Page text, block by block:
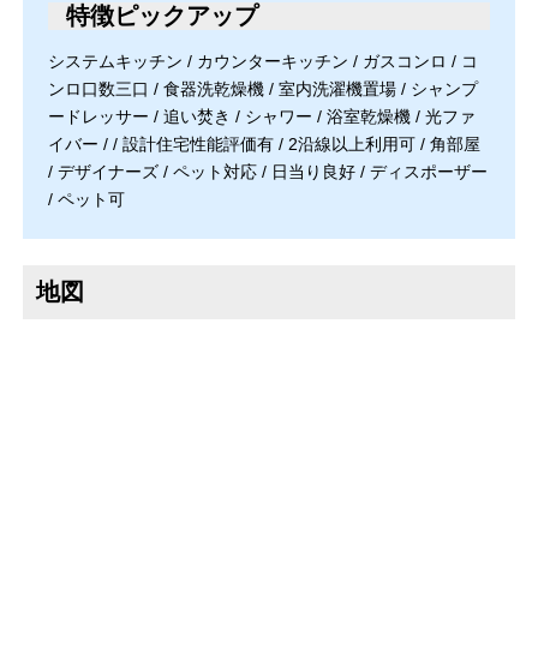
特徴ピックアップ
システムキッチン / カウンターキッチン / ガスコンロ / コ
ンロ口数三口 / 食器洗乾燥機 / 室内洗濯機置場 / シャンプ
ードレッサー / 追い焚き / シャワー / 浴室乾燥機 / 光ファ
イバー / / 設計住宅性能評価有 / 2沿線以上利用可 / 角部屋
/ デザイナーズ / ペット対応 / 日当り良好 / ディスポーザー
/ ペット可
地図